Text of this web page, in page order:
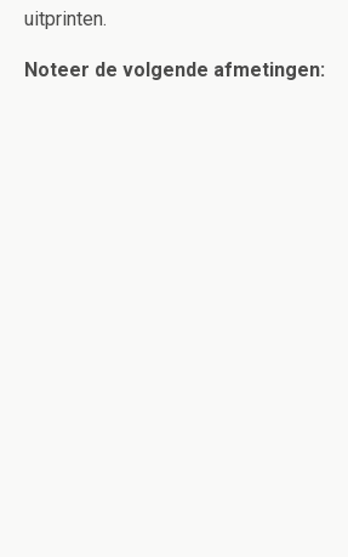
uitprinten.
Noteer de volgende afmetingen: